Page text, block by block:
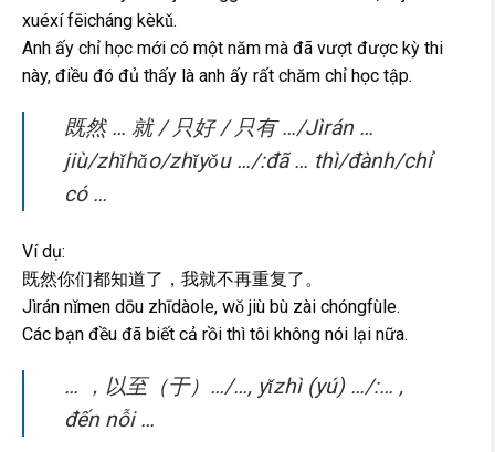
xuéxí fēicháng kèkǔ.
Anh ấy chỉ học mới có một năm mà đã vượt được kỳ thi
này, điều đó đủ thấy là anh ấy rất chăm chỉ học tập.
既然 … 就 / 只好 / 只有 …/Jìrán …
jiù/zhǐhǎo/zhǐyǒu …/:đã … thì/đành/chỉ
có …
Ví dụ:
既然你们都知道了，我就不再重复了。
Jìrán nǐmen dōu zhīdàole, wǒ jiù bù zài chóngfùle.
Các bạn đều đã biết cả rồi thì tôi không nói lại nữa.
… ，以至（于）…/…, yǐzhì (yú) …/:… ,
đến nỗi …